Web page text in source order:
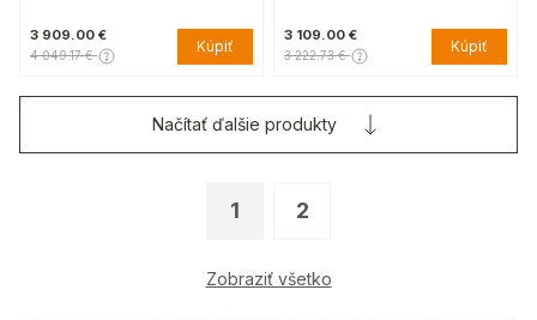
3 909.00 €
4 049.17 € Kúpiť
3 109.00 €
3 222.73 € Kúpiť
1 2
Zobraziť všetko
Načítať ďalšie produkty